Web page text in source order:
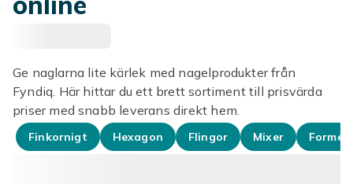
Ge naglarna lite kärlek med nagelprodukter från
Fyndiq. Här hittar du ett brett sortiment till prisvärda
priser med snabb leverans direkt hem.
Finkornigt Hexagon Flingor Mixer Former